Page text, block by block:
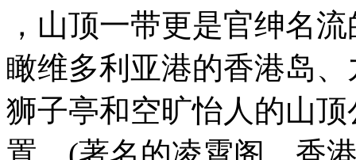
，山顶一带更是官绅名
瞰维多利亚港的香港岛
狮子亭和空旷怡人的山
置。(著名的凌霄阁、香